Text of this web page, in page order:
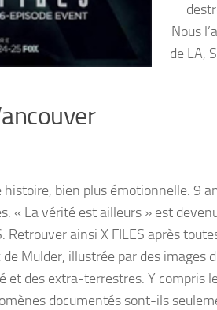
Nous
de LA,
bien plus émotionnelle. 9
« La vérité est ailleurs » est
Retrouver ainsi X FILES après
Mulder, illustrée par des images
des extra-terrestres. Y compris
documentés sont-ils